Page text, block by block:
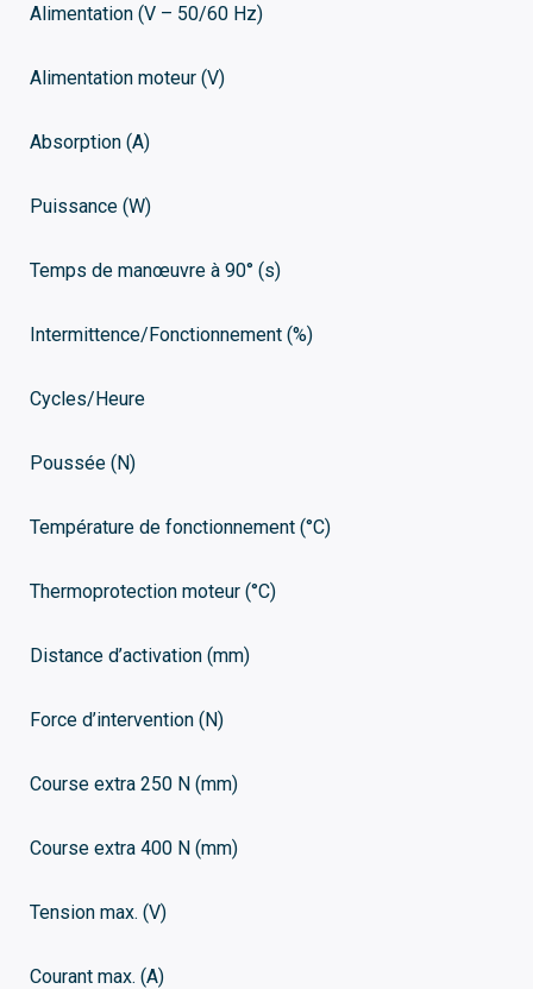
Alimentation (V – 50/60 Hz)
Alimentation moteur (V)
Absorption (A)
Puissance (W)
Temps de manœuvre à 90° (s)
Intermittence/Fonctionnement (%)
Cycles/Heure
Poussée (N)
Température de fonctionnement (°C)
Thermoprotection moteur (°C)
Distance d’activation (mm)
Force d’intervention (N)
Course extra 250 N (mm)
Course extra 400 N (mm)
Tension max. (V)
Courant max. (A)